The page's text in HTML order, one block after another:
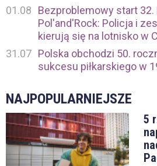
01.08
Bezproblemowy start 32.
Pol'and'Rock: Policja i
kierują się na lotnisko w
31.07 Polska obchodzi 50.
sukcesu piłkarskiego w
NAJPOPULARNIEJSZE
5